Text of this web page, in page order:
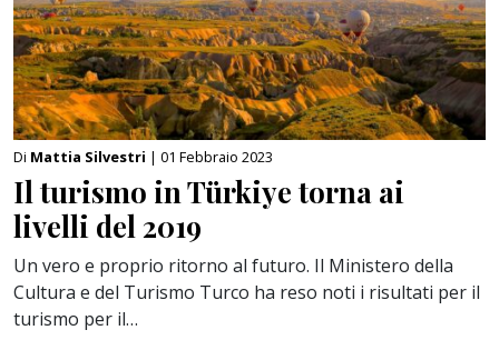
Di Mattia Silvestri | 01 Febbraio 2023
Il turismo in Türkiye torna ai
livelli del 2019
Un vero e proprio ritorno al futuro. Il Ministero della
Cultura e del Turismo Turco ha reso noti i risultati per il
turismo per il…